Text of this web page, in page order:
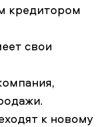
кредитором
свои
к новому